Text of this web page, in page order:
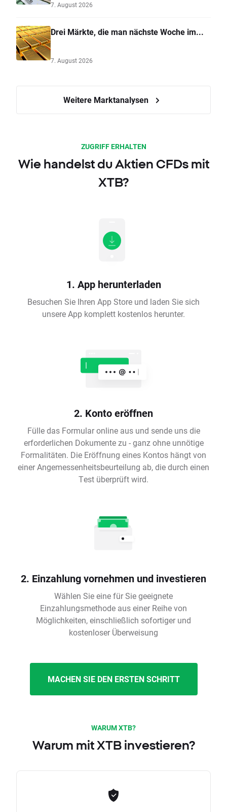
7. August 2026
Drei Märkte, die man nächste Woche im...
7. August 2026
Weitere Marktanalysen
ZUGRIFF ERHALTEN
Wie handelst du Aktien CFDs mit
XTB?
1. App herunterladen
Besuchen Sie Ihren App Store und laden Sie sich
unsere App komplett kostenlos herunter.
2. Konto eröffnen
Fülle das Formular online aus und sende uns die
erforderlichen Dokumente zu - ganz ohne unnötige
Formalitäten. Die Eröffnung eines Kontos hängt von
einer Angemessenheitsbeurteilung ab, die durch einen
Test überprüft wird.
2. Einzahlung vornehmen und investieren
Wählen Sie eine für Sie geeignete
Einzahlungsmethode aus einer Reihe von
Möglichkeiten, einschließlich sofortiger und
kostenloser Überweisung
MACHEN SIE DEN ERSTEN SCHRITT
WARUM XTB?
Warum mit XTB investieren?